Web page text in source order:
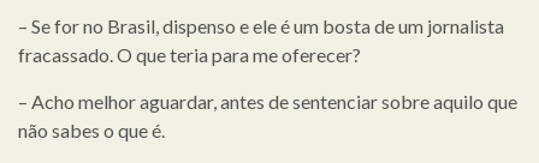
– Se for no Brasil, dispenso e ele é um bosta de um jornalista
fracassado. O que teria para me oferecer?
– Acho melhor aguardar, antes de sentenciar sobre aquilo que
não sabes o que é.